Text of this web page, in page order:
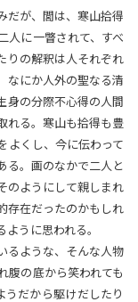
だが、閭は、寒山拾得
人に一瞥されて、すべ
りの解釈は人それぞれ
なにか人外の聖なる清
身の分際不心得の人間
れる。寒山も拾得も豊
よくし、今に伝わって
る。画のなかで二人と
のようにして親しまれ
存在だったのかもしれ
うに思われる。
るような、そんな人物
腹の底から笑われても
うだから駆けだしたり